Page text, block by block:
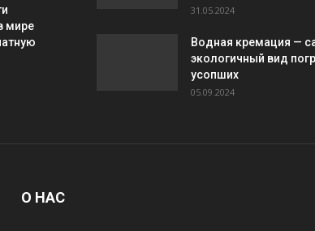
мире
31.05.2024
Водная кремация —
экологичный вид
усопших
05.09.2024
О НАС